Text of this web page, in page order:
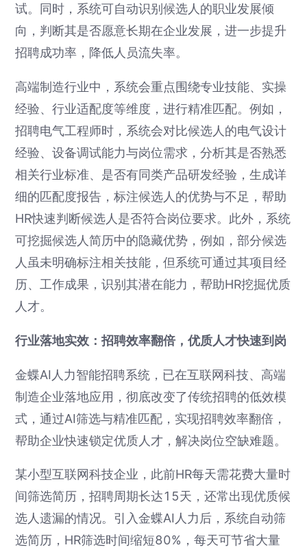
试。同时，系统可自动识别候选人的职业发展倾
向，判断其是否愿意长期在企业发展，进一步提升
招聘成功率，降低人员流失率。
高端制造行业中，系统会重点围绕专业技能、实操
经验、行业适配度等维度，进行精准匹配。例如，
招聘电气工程师时，系统会对比候选人的电气设计
经验、设备调试能力与岗位需求，分析其是否熟悉
相关行业标准、是否有同类产品研发经验，生成详
细的匹配度报告，标注候选人的优势与不足，帮助
HR快速判断候选人是否符合岗位要求。此外，系统
可挖掘候选人简历中的隐藏优势，例如，部分候选
人虽未明确标注相关技能，但系统可通过其项目经
历、工作成果，识别其潜在能力，帮助HR挖掘优质
人才。
行业落地实效：招聘效率翻倍，优质人才快速到岗
金蝶AI人力智能招聘系统，已在互联网科技、高端
制造企业落地应用，彻底改变了传统招聘的低效模
式，通过AI筛选与精准匹配，实现招聘效率翻倍，
帮助企业快速锁定优质人才，解决岗位空缺难题。
某小型互联网科技企业，此前HR每天需花费大量时
间筛选简历，招聘周期长达15天，还常出现优质候
选人遗漏的情况。引入金蝶AI人力后，系统自动筛
选简历，HR筛选时间缩短80%，每天可节省大量